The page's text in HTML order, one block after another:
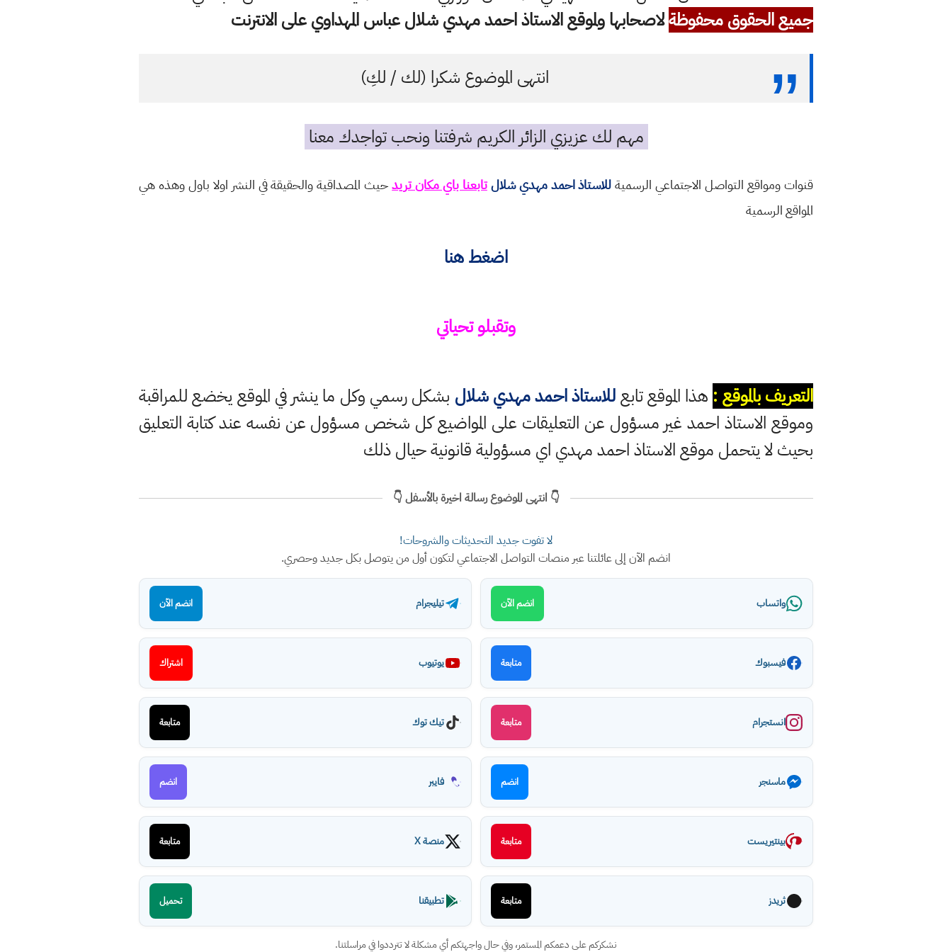
جميع الحقوق محفوظةلاصحابها ولموقع الاستاذ احمد مهدي شلال عباس المهداوي على الانترنت
انتهى الموضوع شكرا (لك / لكِ)
مهم لك عزيزي الزائر الكريم شرفتنا ونحب تواجدك معنا
قنوات ومواقع التواصل الاجتماعي الرسميةللاستاذ احمد مهدي شلالتابعنا باي مكان تريدحيث المصداقية والحقيقة في النشر اولا باول وهذه هي
المواقع الرسمية
اضغط هنا
وتقبلو تحياتي
التعريف بالموقع : هذا الموقع تابعللاستاذ احمد مهدي شلال بشكل رسمي وكل ما ينشر في الموقع يخضع للمراقبة
وموقع الاستاذ احمد غير مسؤول عن التعليقات على المواضيع كل شخص مسؤول عن نفسه عند كتابة التعليق
بحيث لا يتحمل موقع الاستاذ احمد مهدي اي مسؤولية قانونية حيال ذلك
👇 انتهى الموضوع رسالة اخيرة بالأسفل 👇
لا تفوت جديد التحديثات والشروحات!
انضم الآن إلى عائلتنا عبر منصات التواصل الاجتماعي لتكون أول من يتوصل بكل جديد وحصري.
واتساب انضم الآن تيليجرام انضم الآن
فيسبوك متابعة يوتيوب اشتراك
انستجرام متابعة تيك توك متابعة
ماسنجر انضم فايبر انضم
بينتيريست متابعة منصة X متابعة
ثريدز متابعة تطبيقنا تحميل
نشكركم على دعمكم المستمر، وفي حال واجهتكم أي مشكلة لا تترددوا في مراسلتنا.